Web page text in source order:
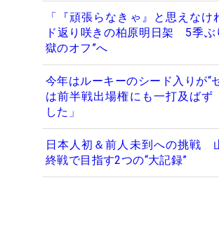
「『頑張らなきゃ』と思えなけ
ド返り咲きの柏原明日架 5季ぶ
獄のオフ”へ
今年はルーキーのシード入りが
は前半戦出場権にも一打及ばず
した」
日本人初＆前人未到への挑戦
終戦で目指す2つの“大記録”